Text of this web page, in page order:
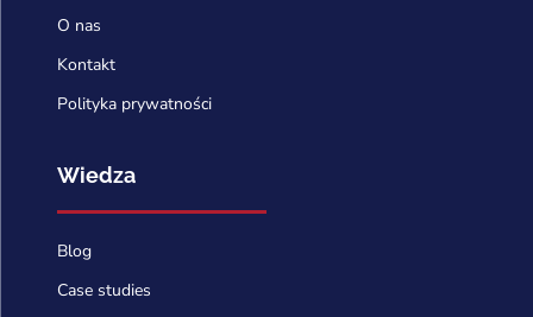
O nas
Kontakt
Polityka prywatności
Wiedza
Blog
Case studies